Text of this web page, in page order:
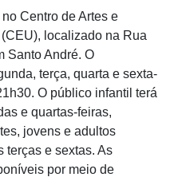
Centro de Artes e
localizado na Rua
Santo André. O
terça, quarta e sexta-
O público infantil terá
e quartas-feiras,
jovens e adultos
terças e sextas. As
por meio de